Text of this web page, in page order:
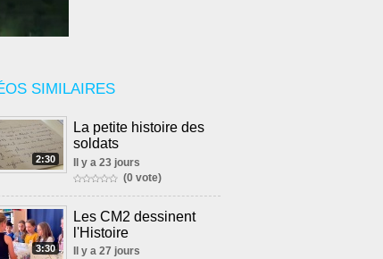
SIMILAIRES
2:30
La petite histoire des
soldats
Il y a 23 jours
(0 vote)
3:30
Les CM2 dessinent
l'Histoire
Il y a 27 jours